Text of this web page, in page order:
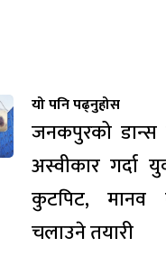
यो पनि पढ्नुहोस
जनकपुरको डान्स
अस्वीकार गर्दा
कुटपिट, मानव
चलाउने तयारी